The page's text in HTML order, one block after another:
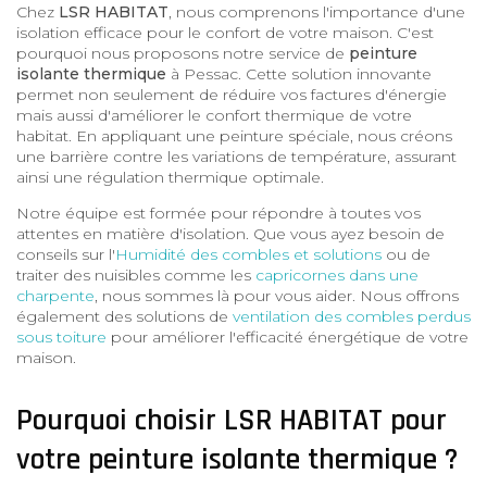
Chez LSR HABITAT, nous comprenons l'importance d'une
isolation efficace pour le confort de votre maison. C'est
pourquoi nous proposons notre service de peinture
isolante thermique à Pessac. Cette solution innovante
permet non seulement de réduire vos factures d'énergie
mais aussi d'améliorer le confort thermique de votre
habitat. En appliquant une peinture spéciale, nous créons
une barrière contre les variations de température, assurant
ainsi une régulation thermique optimale.
Notre équipe est formée pour répondre à toutes vos
attentes en matière d'isolation. Que vous ayez besoin de
conseils sur l'Humidité des combles et solutions ou de
traiter des nuisibles comme les capricornes dans une
charpente, nous sommes là pour vous aider. Nous offrons
également des solutions de ventilation des combles perdus
sous toiture pour améliorer l'efficacité énergétique de votre
maison.
Pourquoi choisir LSR HABITAT pour
votre peinture isolante thermique ?